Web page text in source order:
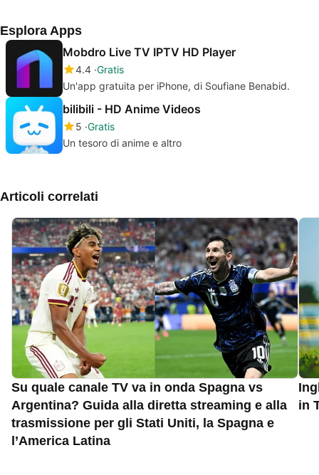
Esplora Apps
Mobdro Live TV IPTV HD Player
4.4 Gratis
Un'app gratuita per iPhone, di Soufiane Benabid.
bilibili - HD Anime Videos
5 Gratis
Un tesoro di anime e altro
Articoli correlati
Su quale canale TV va in onda Spagna vs
Argentina? Guida alla diretta streaming e alla
trasmissione per gli Stati Uniti, la Spagna e
l’America Latina
in